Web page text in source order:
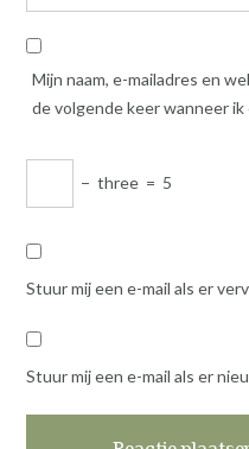
Mijn naam, e-mailadres en
de volgende keer wanneer
− three = 5
Stuur mij een e-mail als er
Stuur mij een e-mail als er